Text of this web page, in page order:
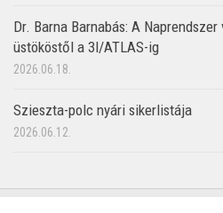
Dr. Barna Barnabás: A
üstököstől a 3I/ATLAS-ig
2026.06.18.
Szieszta-polc nyári sikerlistája
2026.06.12.